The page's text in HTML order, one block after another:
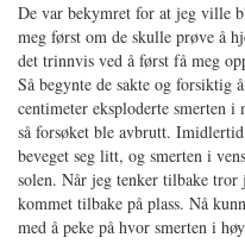
De var bekymret for at jeg ville
meg først om de skulle prøve å
det trinnvis ved å først få meg
Så begynte de sakte og forsiktig
centimeter eksploderte smerten
så forsøket ble avbrutt.
beveget seg litt, og smerten i
solen. Når jeg tenker tilbake tror
kommet tilbake på plass. Nå
med å peke på hvor smerten i